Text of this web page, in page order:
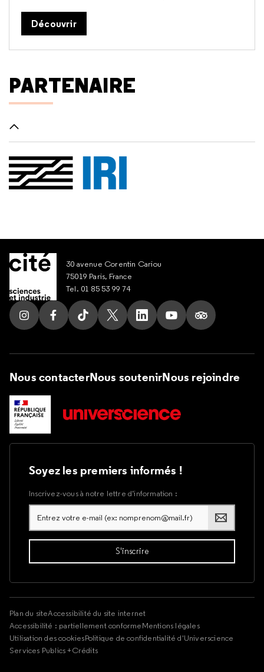
Découvrir
PARTENAIRE
30 avenue Corentin Cariou
75019 Paris, France
Tel. 01 85 53 99 74
Suivez nous sur Instagram
Suivez nous sur Facebook
Suivez nous sur Tik Tok
Suivez nous sur X
Suivez nous sur LinkedIn
Suivez nous sur
Suivez nous
Nous contacterNous soutenirNous rejoindre
Soyez les premiers informés !
Inscrivez-vous à notre lettre d’information :
Plan du siteAccessibilité du site internet
Accessibilité : partiellement conformeMentions légales
Utilisation des cookiesPolitique de confidentialité d'Universcience
Services Publics +Crédits